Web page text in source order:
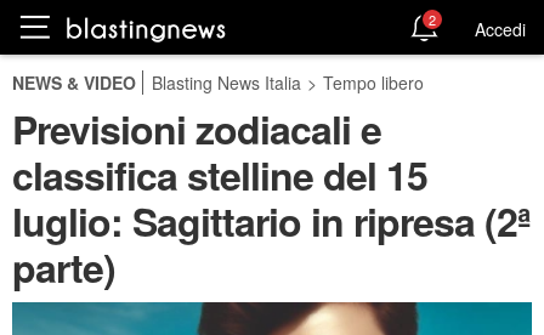
2 Accedi
NEWS & VIDEO Blasting News Italia > Tempo libero
Previsioni zodiacali e
classifica stelline del 15
luglio: Sagittario in ripresa (2ª
parte)